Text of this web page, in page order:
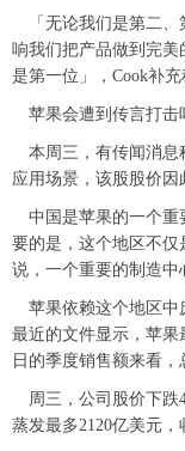
「无论我们是第二
响我们把产品做到完
是第一位」，Cook补充
苹果会遭到传言打击
本周三，有传闻消
应用场景，该股股价因
中国是苹果的一个
要的是，这个地区不
说，一个重要的制造中
苹果依赖这个地区
最近的文件显示，苹果
日的季度销售额来看，
周三，公司股价下跌
蒸发最多2120亿美元，